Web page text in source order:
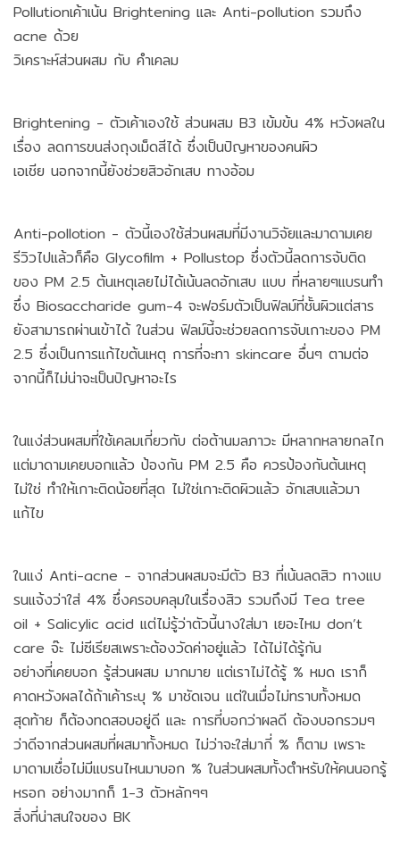
Pollutionเค้าเน้น Brightening และ Anti-pollution รวมถึง
acne ด้วย
วิเคราะห์ส่วนผสม กับ คำเคลม
Brightening - ตัวเค้าเองใช้ ส่วนผสม B3 เข้มข้น 4% หวังผลใน
เรื่อง ลดการขนส่งถุงเม็ดสีได้ ซึ่งเป็นปัญหาของคนผิว
เอเชีย นอกจากนี้ยังช่วยสิวอักเสบ ทางอ้อม
Anti-pollotion - ตัวนี้เองใช้ส่วนผสมที่มีงานวิจัยและมาดามเคย
รีวิวไปแล้วก็คือ Glycofilm + Pollustop ซึ่งตัวนี้ลดการจับติด
ของ PM 2.5 ต้นเหตุเลยไม่ได้เน้นลดอักเสบ แบบ ที่หลายๆแบรนทำ
ซึ่ง Biosaccharide gum-4 จะฟอร์มตัวเป็นฟิลม์ที่ชั้นผิวแต่สาร
ยังสามารถผ่านเข้าได้ ในส่วน ฟิลม์นี้จะช่วยลดการจับเกาะของ PM
2.5 ซึ่งเป็นการแก้ไขต้นเหตุ การที่จะทา skincare อื่นๆ ตามต่อ
จากนี้ก็ไม่น่าจะเป็นปัญหาอะไร
ในแง่ส่วนผสมที่ใช้เคลมเกี่ยวกับ ต่อต้านมลภาวะ มีหลากหลายกลไก
แต่มาดามเคยบอกแล้ว ป้องกัน PM 2.5 คือ ควรป้องกันต้นเหตุ
ไม่ใช่ ทำให้เกาะติดน้อยที่สุด ไม่ใช่เกาะติดผิวแล้ว อักเสบแล้วมา
แก้ไข
ในแง่ Anti-acne - จากส่วนผสมจะมีตัว B3 ที่เน้นลดสิว ทางแบ
รนแจ้งว่าใส่ 4% ซึ่งครอบคลุมในเรื่องสิว รวมถึงมี Tea tree
oil + Salicylic acid แต่ไม่รู้ว่าตัวนี้นางใส่มา เยอะไหม don’t
care จ๊ะ ไม่ซีเรียสเพราะต้องวัดค่าอยู่แล้ว ได้ไม่ได้รู้กัน
อย่างที่เคยบอก รู้ส่วนผสม มากมาย แต่เราไม่ได้รู้ % หมด เราก็
คาดหวังผลได้ถ้าเค้าระบุ % มาชัดเจน แต่ในเมื่อไม่ทราบทั้งหมด
สุดท้าย ก็ต้องทดสอบอยู่ดี และ การที่บอกว่าผลดี ต้องบอกรวมๆ
ว่าดีจากส่วนผสมที่ผสมาทั้งหมด ไม่ว่าจะใส่มากี่ % ก็ตาม เพราะ
มาดามเชื่อไม่มีแบรนไหนมาบอก % ในส่วนผสมทั้งตำหรับให้คนนอกรู้
หรอก อย่างมากก็ 1-3 ตัวหลักๆๆ
สิ่งที่น่าสนใจของ BK